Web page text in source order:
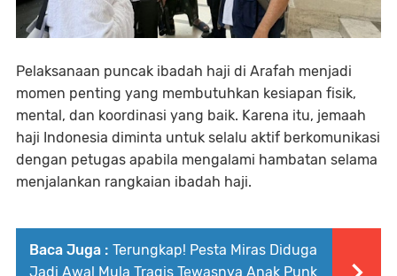
Pelaksanaan puncak ibadah haji di Arafah menjadi
momen penting yang membutuhkan kesiapan fisik,
mental, dan koordinasi yang baik. Karena itu, jemaah
haji Indonesia diminta untuk selalu aktif berkomunikasi
dengan petugas apabila mengalami hambatan selama
menjalankan rangkaian ibadah haji.
Baca Juga : Terungkap! Pesta Miras Diduga
Jadi Awal Mula Tragis Tewasnya Anak Punk